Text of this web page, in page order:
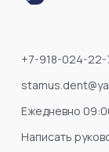
+7-918-024-22-
Ежедневно
Написать